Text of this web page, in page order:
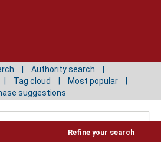
Authority search
Tag cloud
Most popular
suggestions
Refine your search